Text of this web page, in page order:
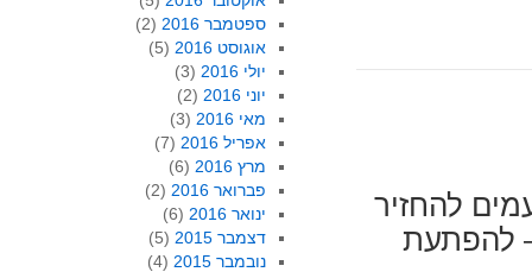
להחזיר
להפתעת
ספטמבר 2016
(2)
אוגוסט 2016
(5)
יולי 2016
(3)
יוני 2016
(2)
מאי 2016
(3)
אפריל 2016
(7)
מרץ 2016
(6)
פברואר 2016
(2)
ינואר 2016
(6)
דצמבר 2015
(5)
נובמבר 2015
(4)